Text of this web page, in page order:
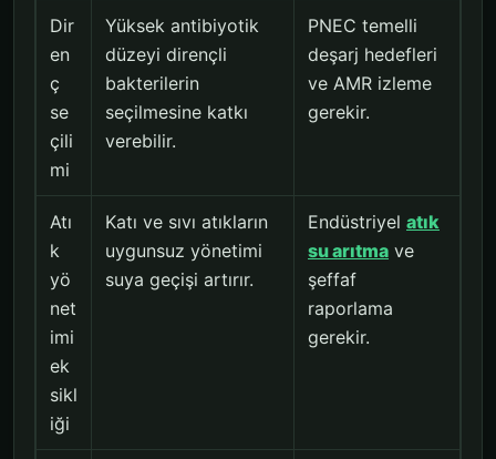
Dir
en
ç
se
çili
mi
Yüksek antibiyotik
düzeyi dirençli
bakterilerin
seçilmesine katkı
verebilir.
PNEC temelli
deşarj hedefleri
ve AMR izleme
gerekir.
Atı
k
yö
net
imi
ek
sikl
iği
Katı ve sıvı atıkların
uygunsuz yönetimi
suya geçişi artırır.
Endüstriyel atık
su arıtma ve
şeffaf
raporlama
gerekir.